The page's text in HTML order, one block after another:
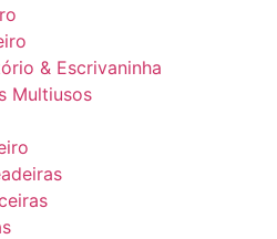
& Escrivaninha
Multiusos